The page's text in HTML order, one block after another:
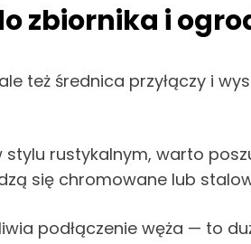
zbiornika i
też średnica przyłączy i
stylu rustykalnym, warto
się chromowane lub
podłączenie węża — to